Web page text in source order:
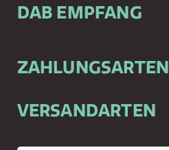
DAB EMPFANG
ZAHLUNGSARTEN
VERSANDARTEN